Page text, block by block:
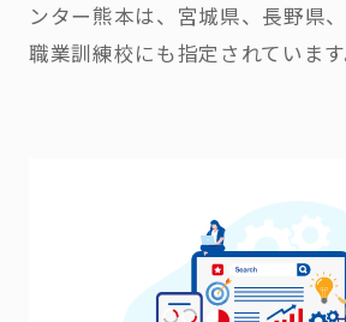
ンター熊本は、宮城県、長野県
職業訓練校にも指定されています